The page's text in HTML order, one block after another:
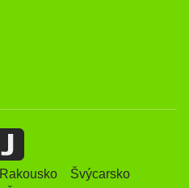
Rakousko
Švýcarsko